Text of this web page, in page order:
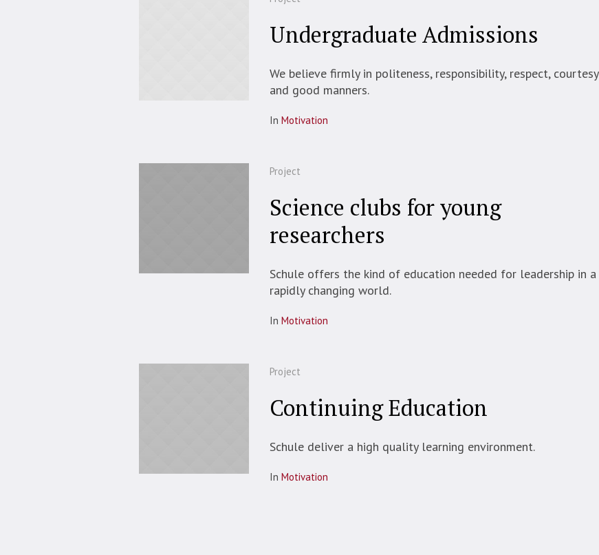
Undergraduate Admissions
We believe firmly in politeness, responsibility, respect, courtesy
and good manners.
In Motivation
Project
Science clubs for young
researchers
Schule offers the kind of education needed for leadership in a
rapidly changing world.
In Motivation
Project
Continuing Education
Schule deliver a high quality learning environment.
In Motivation